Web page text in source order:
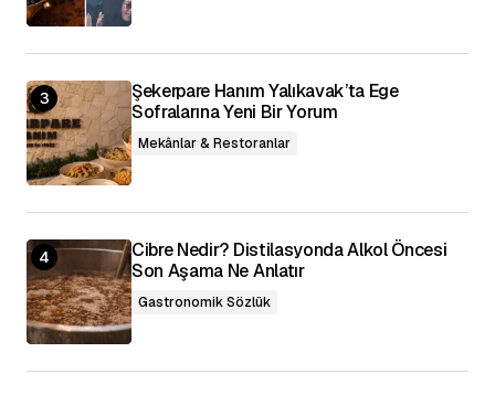
Şekerpare Hanım Yalıkavak’ta Ege
Sofralarına Yeni Bir Yorum
Mekânlar & Restoranlar
Cibre Nedir? Distilasyonda Alkol Öncesi
Son Aşama Ne Anlatır
Gastronomik Sözlük